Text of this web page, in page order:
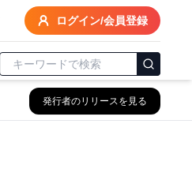
ログイン/会員登録
発行者のリリースを見る